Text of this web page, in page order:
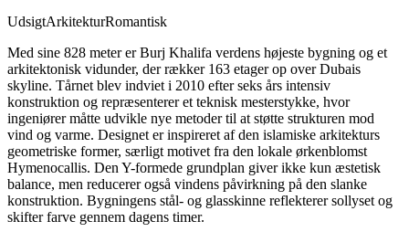
UdsigtArkitekturRomantisk
Med sine 828 meter er Burj Khalifa verdens højeste bygning og et
arkitektonisk vidunder, der rækker 163 etager op over Dubais
skyline. Tårnet blev indviet i 2010 efter seks års intensiv
konstruktion og repræsenterer et teknisk mesterstykke, hvor
ingeniører måtte udvikle nye metoder til at støtte strukturen mod
vind og varme. Designet er inspireret af den islamiske arkitekturs
geometriske former, særligt motivet fra den lokale ørkenblomst
Hymenocallis. Den Y-formede grundplan giver ikke kun æstetisk
balance, men reducerer også vindens påvirkning på den slanke
konstruktion. Bygningens stål- og glasskinne reflekterer sollyset og
skifter farve gennem dagens timer.